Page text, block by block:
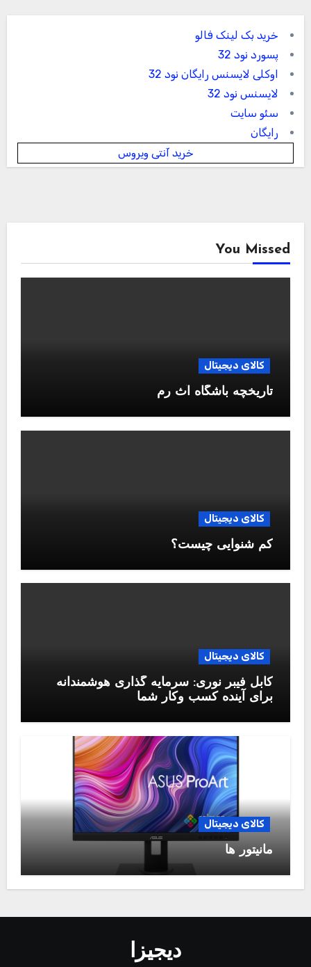
خرید بک لینک فالو
پسورد نود 32
اوکلی لایسنس رایگان نود 32
لایسنس نود 32
سئو سایت
رایگان
خرید آنتی ویروس
You Missed
کالای دیجیتال
تاریخچه باشگاه آث رم
کالای دیجیتال
کم شنوایی چیست؟
کالای دیجیتال
کابل فیبر نوری: سرمایه گذاری هوشمندانه
برای آینده کسب وکار شما
کالای دیجیتال
مانیتور ها
دیجیزا